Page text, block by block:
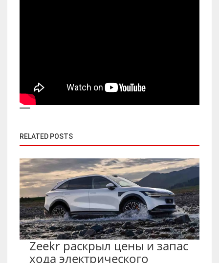
RELATED POSTS
Zeekr раскрыл цены и запас
хода электрического